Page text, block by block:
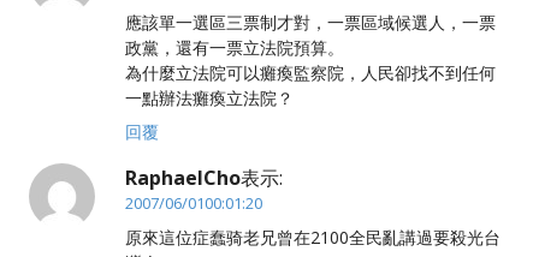
應該單一選區三票制才對，一票區域候選人，一票
政黨，還有一票立法院預算。
為什麼立法院可以癱瘓監察院，人民卻找不到任何
一點辦法癱瘓立法院？
回覆
RaphaelCho表示:
2007/06/0100:01:20
原來這位症蠢骑老兄曾在2100全民亂講過要殺光台